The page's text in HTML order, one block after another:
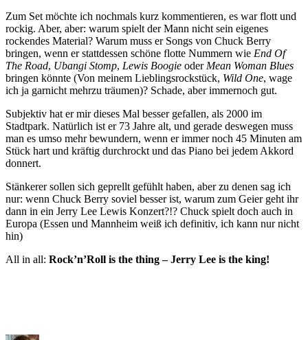
Zum Set möchte ich nochmals kurz kommentieren, es war flott und
rockig. Aber, aber: warum spielt der Mann nicht sein eigenes
rockendes Material? Warum muss er Songs von Chuck Berry
bringen, wenn er stattdessen schöne flotte Nummern wie End Of
The Road, Ubangi Stomp, Lewis Boogie oder Mean Woman Blues
bringen könnte (Von meinem Lieblingsrockstück, Wild One, wage
ich ja garnicht mehrzu träumen)? Schade, aber immernoch gut.
Subjektiv hat er mir dieses Mal besser gefallen, als 2000 im
Stadtpark. Natürlich ist er 73 Jahre alt, und gerade deswegen muss
man es umso mehr bewundern, wenn er immer noch 45 Minuten am
Stück hart und kräftig durchrockt und das Piano bei jedem Akkord
donnert.
Stänkerer sollen sich geprellt gefühlt haben, aber zu denen sag ich
nur: wenn Chuck Berry soviel besser ist, warum zum Geier geht ihr
dann in ein Jerry Lee Lewis Konzert?!? Chuck spielt doch auch in
Europa (Essen und Mannheim weiß ich definitiv, ich kann nur nicht
hin)
All in all: Rock’n’Roll is the thing – Jerry Lee is the king!